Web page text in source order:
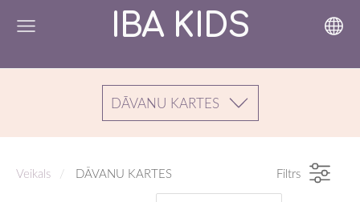
IBA KIDS
DĀVANU KARTES
Veikals DĀVANU KARTES Filtrs